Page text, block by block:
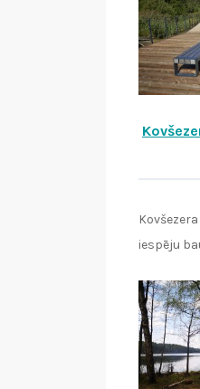
iespēju